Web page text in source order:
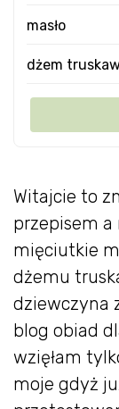
Witajcie to
przepisem
mięciutkie
dżemu
dziewczyna
blog obiad
wzięłam
moje gdyż
masło
dżem